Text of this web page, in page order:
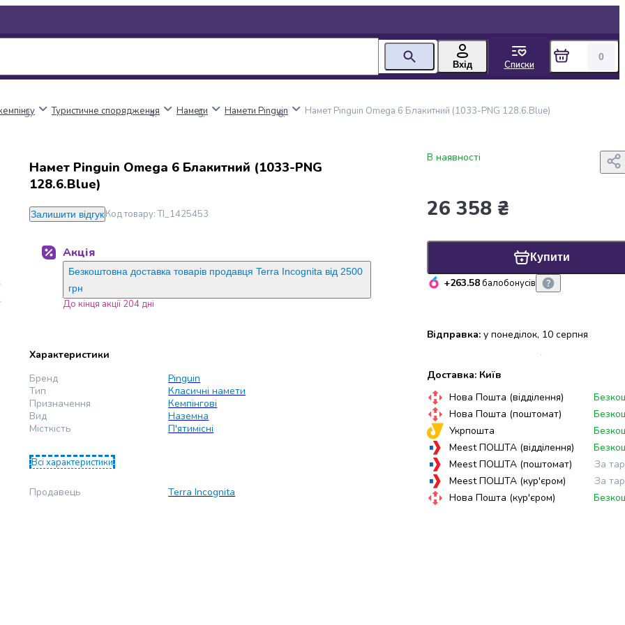
Вхід Списки
0
Туристичне спорядження Намети Намети Pinguin Намет Pinguin Omega 6 Блакитний (1033-PNG 128.6.Blue)
Намет Pinguin Omega 6 Блакитний (1033-PNG
128.6.Blue)
Залишити відгукКод товару: TI_1425453
Акція
Безкоштовна доставка товарів продавця Terra Incognita від 2500
грн
До кінця акції 204 дні
Характеристики
Бренд
Pinguin
Тип
Класичні намети
Призначення
Кемпінгові
Вид
Наземна
Місткість
П'ятимісні
Всі характеристики
Продавець Terra Incognita
В наявності
26 358 ₴
Купити
+263.58балобонусів
Відправка: у понеділок, 10 серпня
Доставка: Київ
Нова Пошта (відділення)
Нова Пошта (поштомат)
Укрпошта
Meest ПОШТА (відділення)
Meest ПОШТА (поштомат)
За
Meest ПОШТА (кур'єром)
За
Нова Пошта (кур'єром)